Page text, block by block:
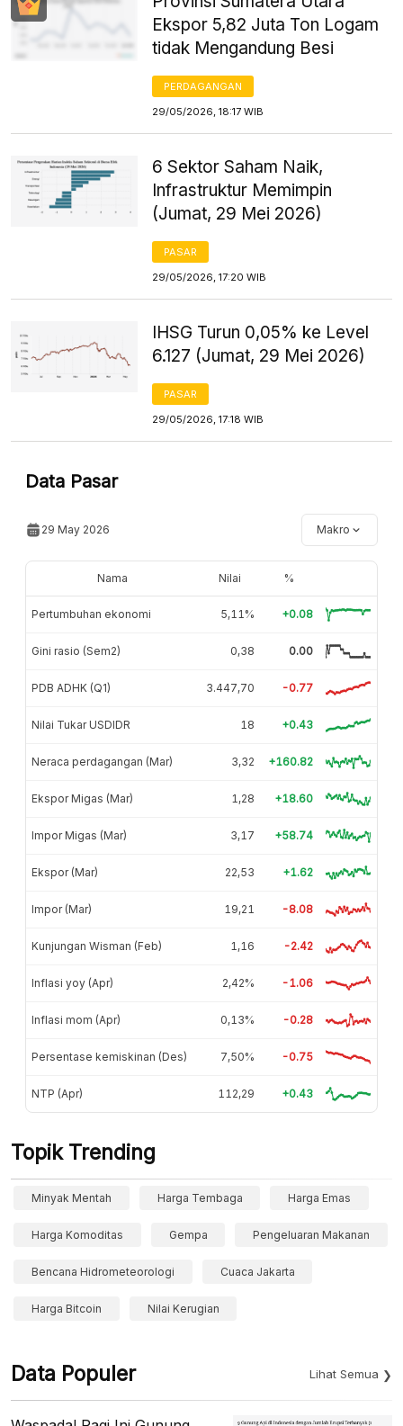
Ekspor 5,82 Juta Ton Logam
tidak Mengandung Besi
PERDAGANGAN
29/05/2026, 18:17 WIB
6 Sektor Saham Naik,
Infrastruktur Memimpin
(Jumat, 29 Mei 2026)
PASAR
29/05/2026, 17:20 WIB
IHSG Turun 0,05% ke Level
6.127 (Jumat, 29 Mei 2026)
PASAR
29/05/2026, 17:18 WIB
Data Pasar
29 May 2026 Makro
Nama Nilai %
Pertumbuhan ekonomi 5,11% +0.08
Gini rasio (Sem2) 0,38 0.00
PDB ADHK (Q1) 3.447,70 -0.77
Nilai Tukar USDIDR 18 +0.43
Neraca perdagangan (Mar) 3,32 +160.82
Ekspor Migas (Mar) 1,28 +18.60
Impor Migas (Mar) 3,17 +58.74
Ekspor (Mar) 22,53 +1.62
Impor (Mar) 19,21 -8.08
Kunjungan Wisman (Feb) 1,16 -2.42
Inflasi yoy (Apr) 2,42% -1.06
Inflasi mom (Apr) 0,13% -0.28
Persentase kemiskinan (Des) 7,50% -0.75
NTP (Apr) 112,29 +0.43
Topik Trending
Minyak Mentah Harga Tembaga Harga Emas
Harga Komoditas Gempa Pengeluaran Makanan
Bencana Hidrometeorologi Cuaca Jakarta
Harga Bitcoin Nilai Kerugian
Data Populer Lihat Semua